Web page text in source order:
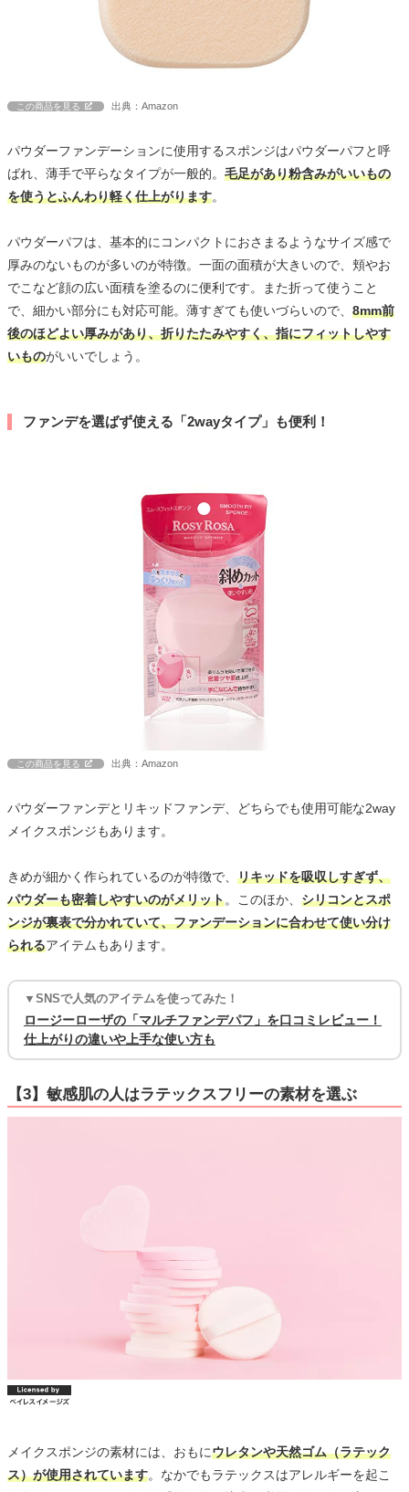
この商品を見る 出典：Amazon
パウダーファンデーションに使用するスポンジはパウダーパフと呼
ばれ、薄手で平らなタイプが一般的。 毛足があり粉含みがいいもの
を使うとふんわり軽く仕上がります。
パウダーパフは、基本的にコンパクトにおさまるようなサイズ感で
厚みのないものが多いのが特徴。一面の面積が大きいので、頬やお
でこなど顔の広い面積を塗るのに便利です。また折って使うこと
で、細かい部分にも対応可能。薄すぎても使いづらいので、 8mm前
後のほどよい厚みがあり、折りたたみやすく、指にフィットしやす
いものがいいでしょう。
ファンデを選ばず使える「2wayタイプ」も便利！
この商品を見る 出典：Amazon
パウダーファンデとリキッドファンデ、どちらでも使用可能な2way
メイクスポンジもあります。
きめが細かく作られているのが特徴で、 リキッドを吸収しすぎず、
パウダーも密着しやすいのがメリット。このほか、 シリコンとスポ
ンジが裏表で分かれていて、ファンデーションに合わせて使い分け
られるアイテムもあります。
▼SNSで人気のアイテムを使ってみた！
ロージーローザの「マルチファンデパフ」を口コミレビュー！
仕上がりの違いや上手な使い方も
【3】敏感肌の人はラテックスフリーの素材を選ぶ
メイクスポンジの素材には、おもにウレタンや天然ゴム（ラテック
ス）が使用されています。なかでもラテックスはアレルギーを起こ